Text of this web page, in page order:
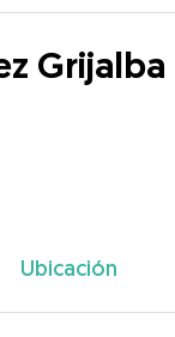
Grijalba
Ubicación